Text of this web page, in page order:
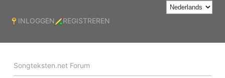
INLOGGEN REGISTREREN
Songteksten.net Forum